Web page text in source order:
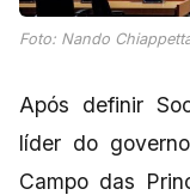
Foto: Nando
Após definir
líder do
Campo das